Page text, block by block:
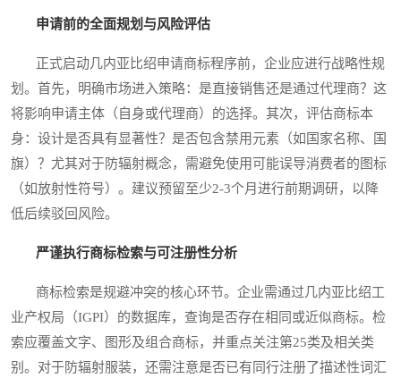
申请前的全面规划与风险评估
正式启动几内亚比绍申请商标程序前，企业应进行战略性规
划。首先，明确市场进入策略：是直接销售还是通过代理商？这
将影响申请主体（自身或代理商）的选择。其次，评估商标本
身：设计是否具有显著性？是否包含禁用元素（如国家名称、国
旗）？尤其对于防辐射概念，需避免使用可能误导消费者的图标
（如放射性符号）。建议预留至少2-3个月进行前期调研，以降
低后续驳回风险。
严谨执行商标检索与可注册性分析
商标检索是规避冲突的核心环节。企业需通过几内亚比绍工
业产权局（IGPI）的数据库，查询是否存在相同或近似商标。检
索应覆盖文字、图形及组合商标，并重点关注第25类及相关类
别。对于防辐射服装，还需注意是否已有同行注册了描述性词汇